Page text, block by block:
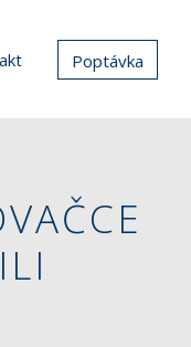
Poptávka